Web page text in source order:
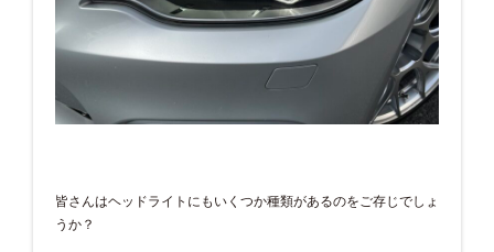
皆さんはヘッドライトにもいくつか種類があるのをご存じでしょ
うか？